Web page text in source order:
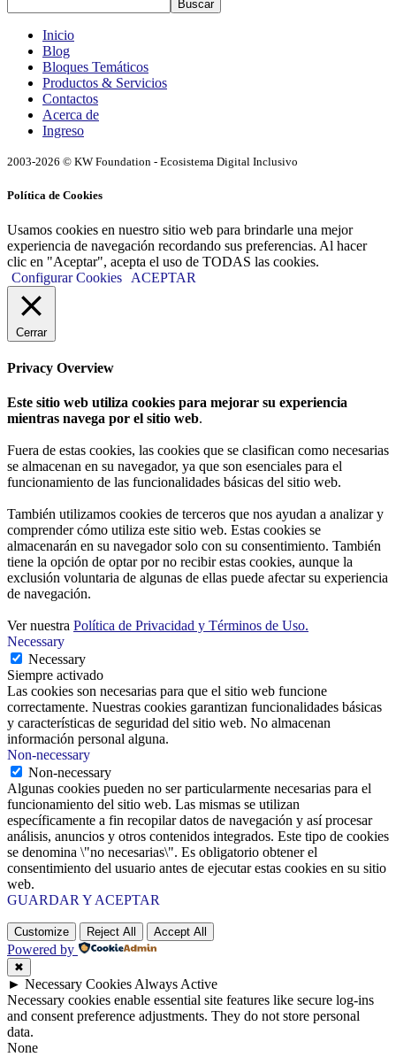
Buscar
Inicio
Blog
Bloques Temáticos
Productos & Servicios
Contactos
Acerca de
Ingreso
2003-2026 © KW Foundation - Ecosistema Digital Inclusivo
Política de Cookies
Usamos cookies en nuestro sitio web para brindarle una mejor
experiencia de navegación recordando sus preferencias. Al hacer
clic en "Aceptar", acepta el uso de TODAS las cookies.
Configurar Cookies
ACEPTAR
Cerrar
Privacy Overview
Este sitio web utiliza cookies para mejorar su experiencia
mientras navega por el sitio web.
Fuera de estas cookies, las cookies que se clasifican como necesarias
se almacenan en su navegador, ya que son esenciales para el
funcionamiento de las funcionalidades básicas del sitio web.
También utilizamos cookies de terceros que nos ayudan a analizar y
comprender cómo utiliza este sitio web. Estas cookies se
almacenarán en su navegador solo con su consentimiento. También
tiene la opción de optar por no recibir estas cookies, aunque la
exclusión voluntaria de algunas de ellas puede afectar su experiencia
de navegación.
Ver nuestra Política de Privacidad y Términos de Uso.
Necessary
Necessary
Siempre activado
Las cookies son necesarias para que el sitio web funcione
correctamente. Nuestras cookies garantizan funcionalidades básicas
y características de seguridad del sitio web. No almacenan
información personal alguna.
Non-necessary
Non-necessary
Algunas cookies pueden no ser particularmente necesarias para el
funcionamiento del sitio web. Las mismas se utilizan
específicamente a fin recopilar datos de navegación y así procesar
análisis, anuncios y otros contenidos integrados. Este tipo de cookies
se denomina \"no necesarias\". Es obligatorio obtener el
consentimiento del usuario antes de ejecutar estas cookies en su sitio
web.
GUARDAR Y ACEPTAR
Customize Reject All Accept All
Powered by
✖
► Necessary CookiesAlways Active
Necessary cookies enable essential site features like secure log-ins
and consent preference adjustments. They do not store personal
data.
None